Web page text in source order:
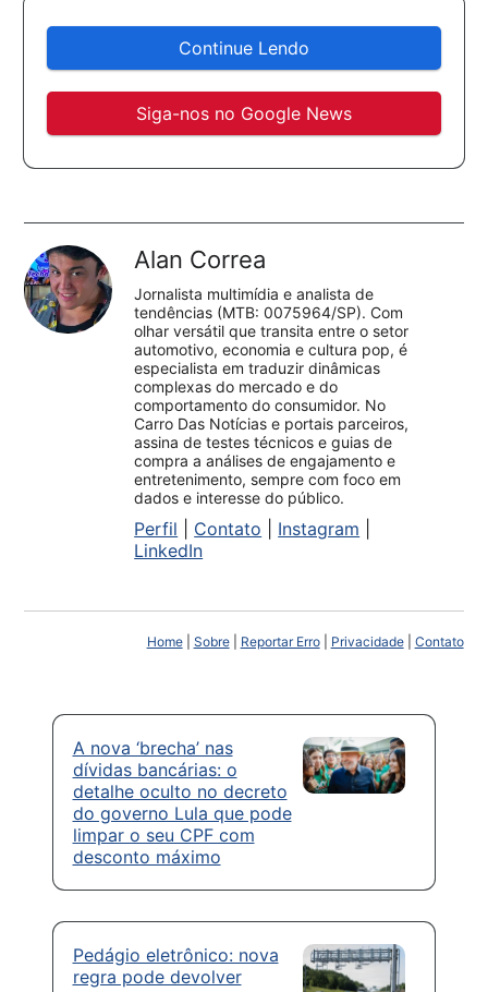
Continue Lendo
Siga-nos no Google News
Alan Correa
Jornalista multimídia e analista de
tendências (MTB: 0075964/SP). Com
olhar versátil que transita entre o setor
automotivo, economia e cultura pop, é
especialista em traduzir dinâmicas
complexas do mercado e do
comportamento do consumidor. No
Carro Das Notícias e portais parceiros,
assina de testes técnicos e guias de
compra a análises de engajamento e
entretenimento, sempre com foco em
dados e interesse do público.
Perfil Contato Instagram
LinkedIn
Home| Sobre| Reportar Erro| Privacidade| Contato
A nova ‘brecha’ nas
dívidas bancárias: o
detalhe oculto no decreto
do governo Lula que pode
limpar o seu CPF com
desconto máximo
Pedágio eletrônico: nova
regra pode devolver